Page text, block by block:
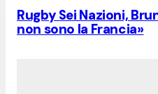
Rugby Sei Nazioni,
non sono la Francia»